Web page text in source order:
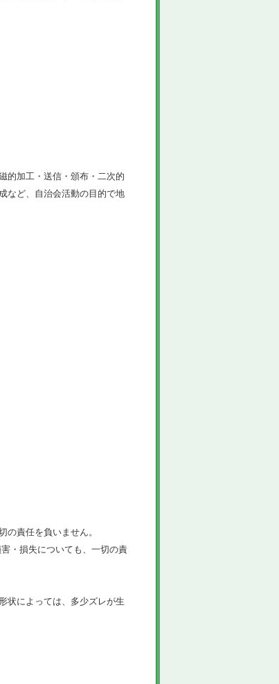
的加工・送信・頒布・二次的
など、自治会活動の目的で地
責任を負いません。
・損失についても、一切の責
状によっては、多少ズレが生